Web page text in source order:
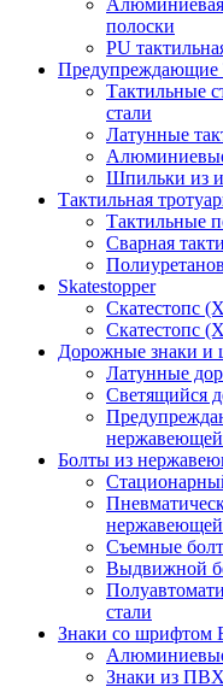
Алюминиевая
полоски
PU
Предупреждающие
Тактильные
стали
Латунные
Шпильки из
Тактильная
Тактильные
Сварная
Skatestopper
Скатестопс
Скатестопс
Дорожные знаки и
Латунные
Светящийся
нержавеющей
Болты из
нержавеющей
Съемные
Выдвижной
стали
Знаки со шрифтом
Знаки из ПВХ